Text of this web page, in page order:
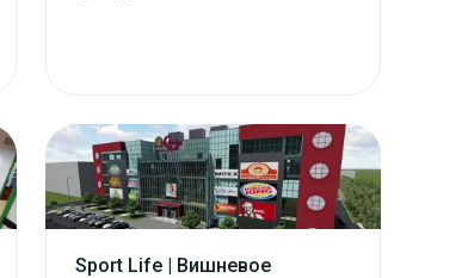
Sport Life | Вишневое